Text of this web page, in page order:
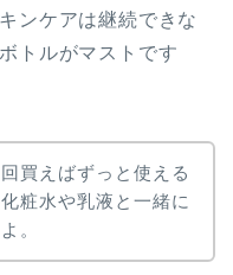
ンケアは継続できな
トルがマストです
買えばずっと使える
粧水や乳液と一緒に
。